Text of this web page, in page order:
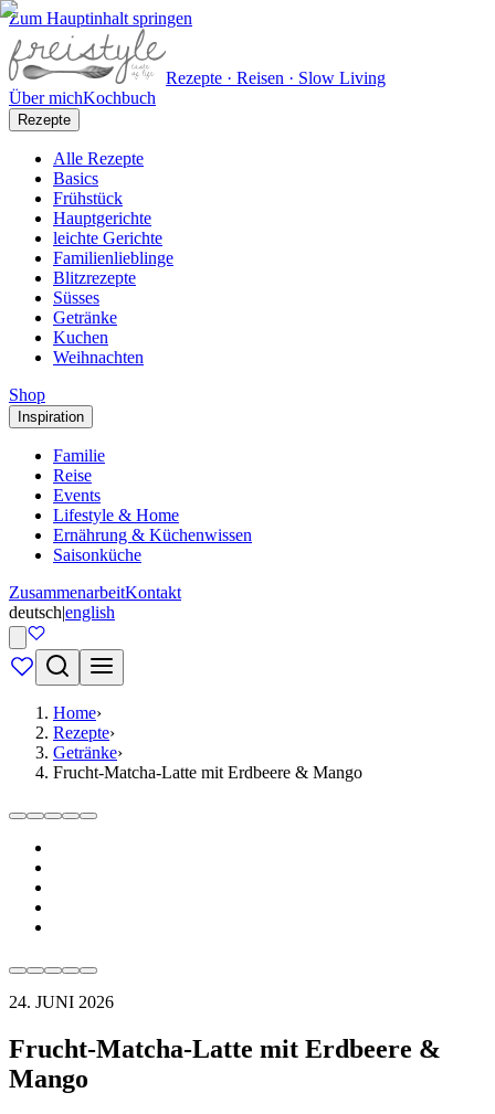
Zum Hauptinhalt springen
Rezepte · Reisen · Slow Living
Über michKochbuch
Rezepte
Alle Rezepte
Basics
Frühstück
Hauptgerichte
leichte Gerichte
Familienlieblinge
Blitzrezepte
Süsses
Getränke
Kuchen
Weihnachten
Shop
Inspiration
Familie
Reise
Events
Lifestyle & Home
Ernährung & Küchenwissen
Saisonküche
ZusammenarbeitKontakt
deutsch|english
Home›
Rezepte›
Getränke›
Frucht-Matcha-Latte mit Erdbeere & Mango
24. JUNI 2026
Frucht-Matcha-Latte mit Erdbeere &
Mango